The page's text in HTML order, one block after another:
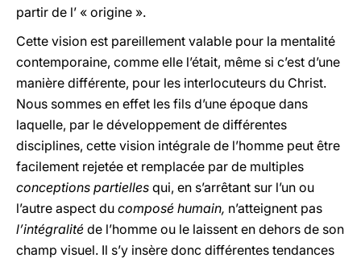
partir de l’ « origine ».
Cette vision est pareillement valable pour la mentalité
contemporaine, comme elle l’était, même si c’est d’une
manière différente, pour les interlocuteurs du Christ.
Nous sommes en effet les fils d’une époque dans
laquelle, par le développement de différentes
disciplines, cette vision intégrale de l’homme peut être
facilement rejetée et remplacée par de multiples
conceptions partielles qui, en s’arrêtant sur l’un ou
l’autre aspect du composé humain, n’atteignent pas
l’intégralité de l’homme ou le laissent en dehors de son
champ visuel. Il s’y insère donc différentes tendances